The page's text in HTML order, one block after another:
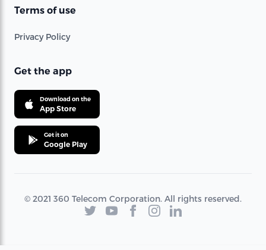
Terms of use
Privacy Policy
Get the app
Download on the
App Store
Get it on
Google Play
© 2021 360 Telecom Corporation. All rights reserved.